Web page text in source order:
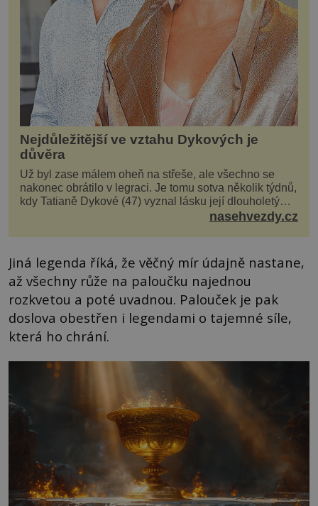
Nejdůležitější ve vztahu Dykových je
důvěra
Už byl zase málem oheň na střeše, ale všechno se
nakonec obrátilo v legraci. Je tomu sotva několik týdnů,
kdy Tatianě Dykové (47) vyznal lásku její dlouholetý
kolega a kamarád. Lidé si hned mysleli, ž...nasehvezdy.cz
Jiná legenda říká, že věčný mír údajně nastane,
až všechny růže na paloučku najednou
rozkvetou a poté uvadnou. Palouček je pak
doslova obestřen i legendami o tajemné síle,
která ho chrání.